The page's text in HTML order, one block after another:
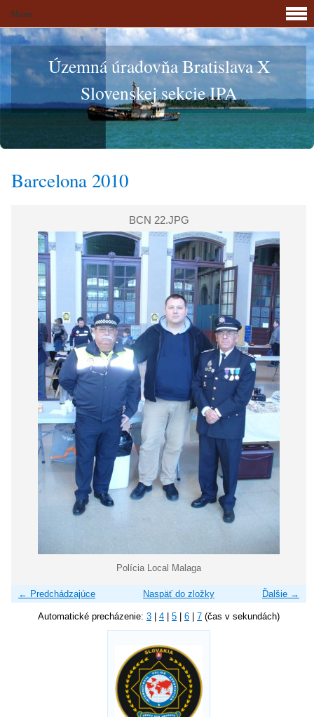
Územná úradovňa Bratislava X
Slovenskej sekcie IPA
Barcelona 2010
BCN 22.JPG
Polícia Local Malaga
← Predchádzajúce Ďalšie →
Naspäť do zložky
Automatické precházenie: 3 4 5 6 7 (čas v sekundách)
Menu